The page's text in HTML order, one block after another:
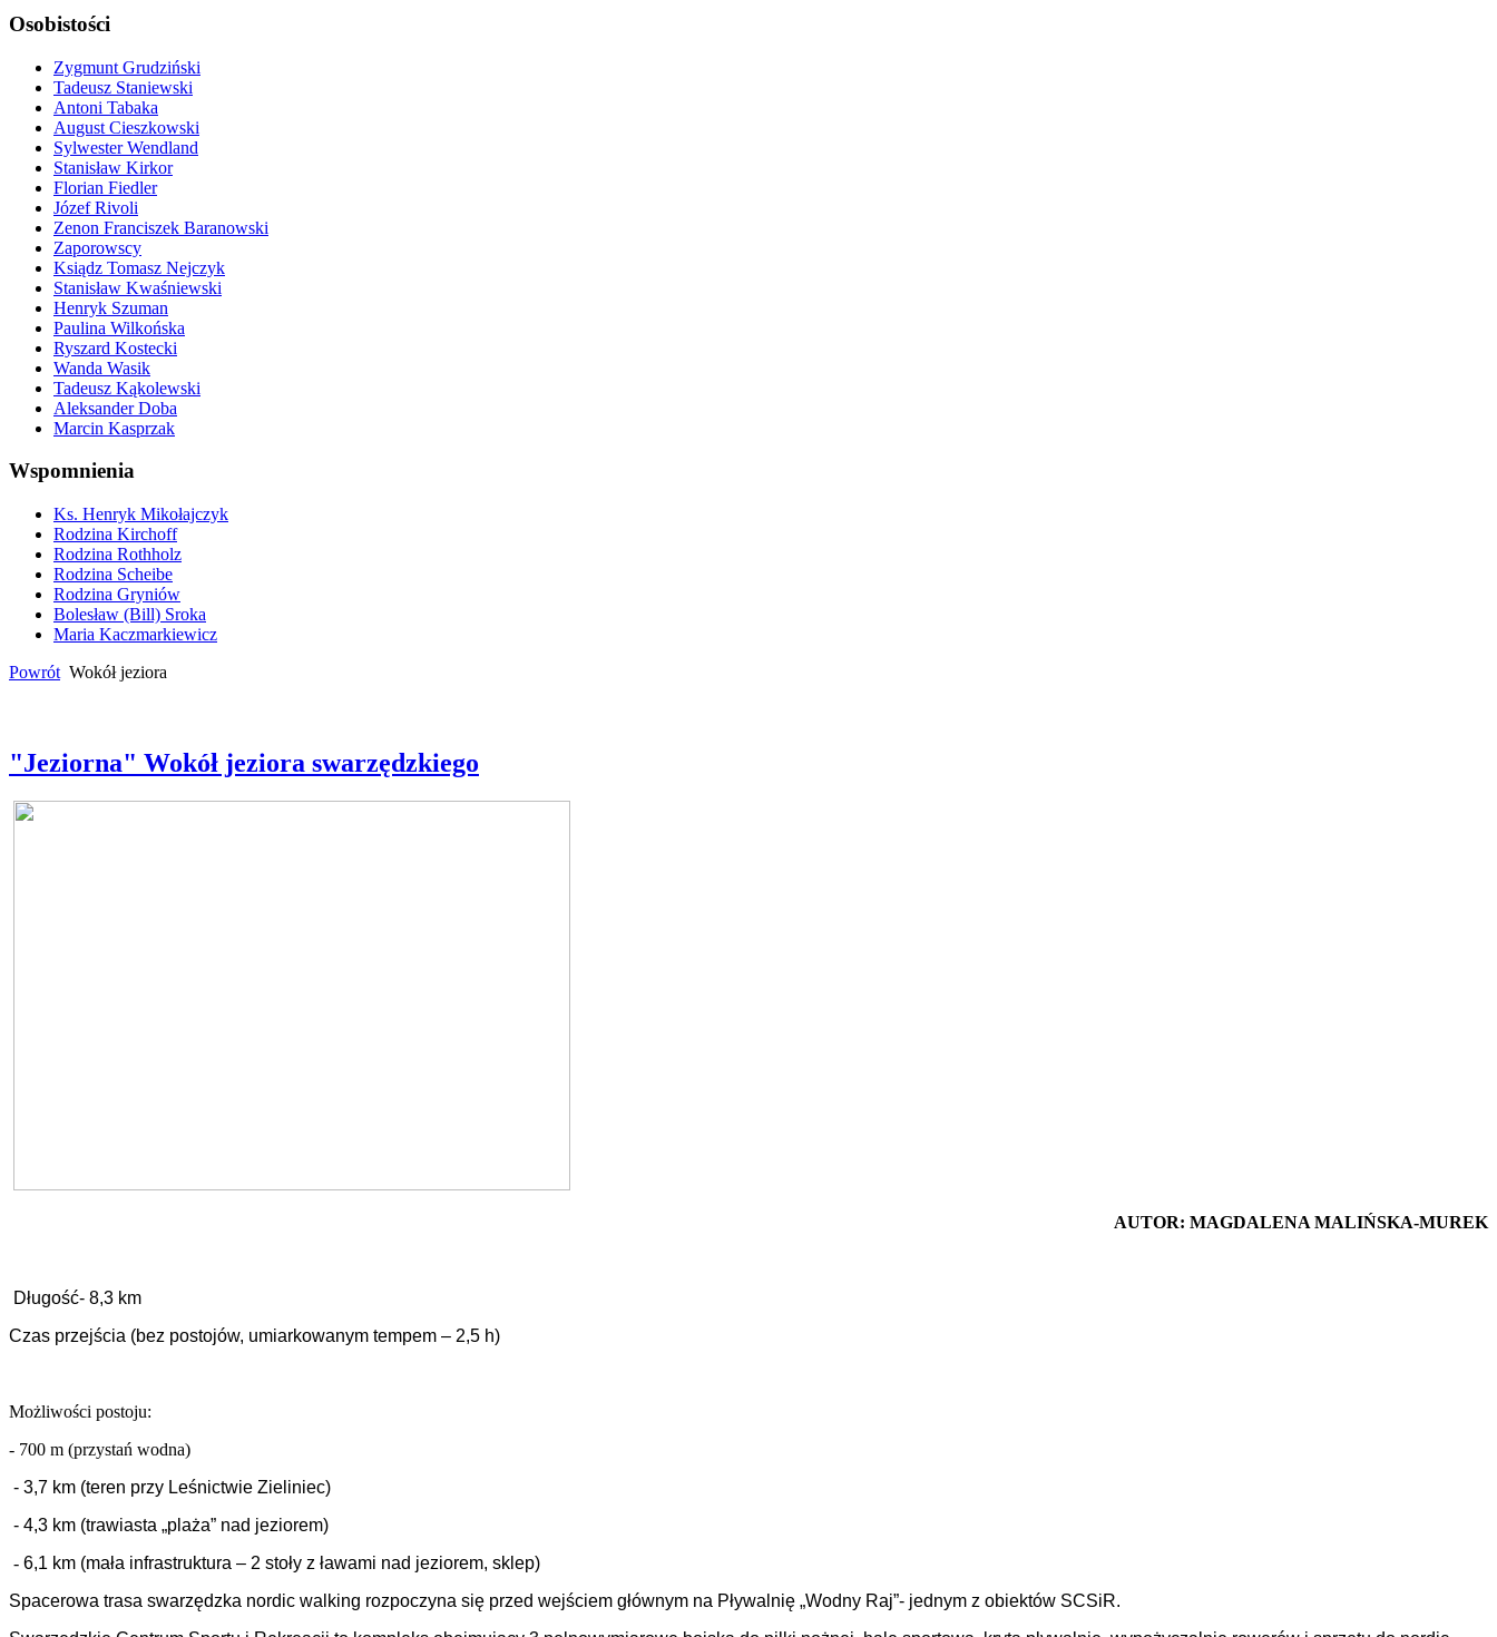
Osobistości
Zygmunt Grudziński
Tadeusz Staniewski
Antoni Tabaka
August Cieszkowski
Sylwester Wendland
Stanisław Kirkor
Florian Fiedler
Józef Rivoli
Zenon Franciszek Baranowski
Zaporowscy
Ksiądz Tomasz Nejczyk
Stanisław Kwaśniewski
Henryk Szuman
Paulina Wilkońska
Ryszard Kostecki
Wanda Wasik
Tadeusz Kąkolewski
Aleksander Doba
Marcin Kasprzak
Wspomnienia
Ks. Henryk Mikołajczyk
Rodzina Kirchoff
Rodzina Rothholz
Rodzina Scheibe
Rodzina Gryniów
Bolesław (Bill) Sroka
Maria Kaczmarkiewicz
Powrót Wokół jeziora
"Jeziorna" Wokół jeziora swarzędzkiego
AUTOR: MAGDALENA MALIŃSKA-MUREK
Długość- 8,3 km
Czas przejścia (bez postojów, umiarkowanym tempem – 2,5 h)
Możliwości postoju:
- 700 m (przystań wodna)
- 3,7 km (teren przy Leśnictwie Zieliniec)
- 4,3 km (trawiasta „plaża” nad jeziorem)
- 6,1 km (mała infrastruktura – 2 stoły z ławami nad jeziorem, sklep)
Spacerowa trasa swarzędzka nordic walking rozpoczyna się przed wejściem głównym na Pływalnię „Wodny Raj”- jednym z obiektów SCSiR.